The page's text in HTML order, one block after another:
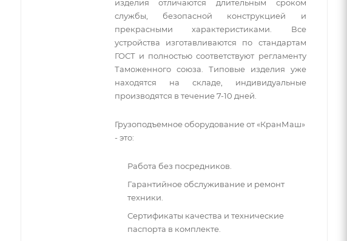
изделия отличаются длительным сроком
службы, безопасной конструкцией и
прекрасными характеристиками. Все
устройства изготавливаются по стандартам
ГОСТ и полностью соответствуют регламенту
Таможенного союза. Типовые изделия уже
находятся на складе, индивидуальные
производятся в течение 7-10 дней.
Грузоподъемное оборудование от «КранМаш»
- это:
Работа без посредников.
Гарантийное обслуживание и ремонт
техники.
Сертификаты качества и технические
паспорта в комплекте.